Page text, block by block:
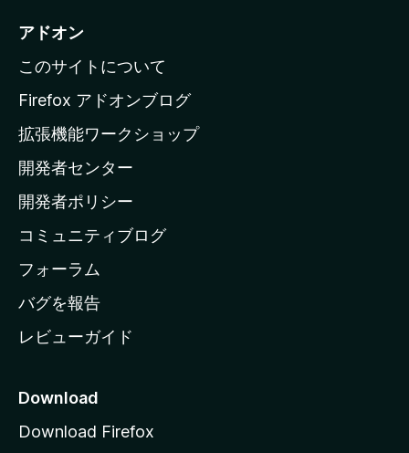
i
l
a
ホ
ー
ム
ー
ジ
へ
アドオン
このサイトについて
Firefox アドオンブログ
拡張機能ワークショップ
開発者センター
開発者ポリシー
コミュニティブログ
フォーラム
バグを報告
レビューガイド
Download
Download Firefox